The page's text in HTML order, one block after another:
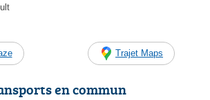
Trajet Maps
en commun